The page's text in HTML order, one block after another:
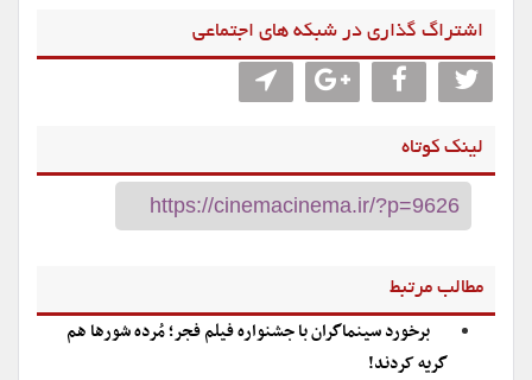
اشتراگ گذاری در شبکه های اجتماعی
لینک کوتاه
مطالب مرتبط
برخورد سینماگران با جشنواره فیلم فجر؛ مُرده شورها هم
گریه کردند!